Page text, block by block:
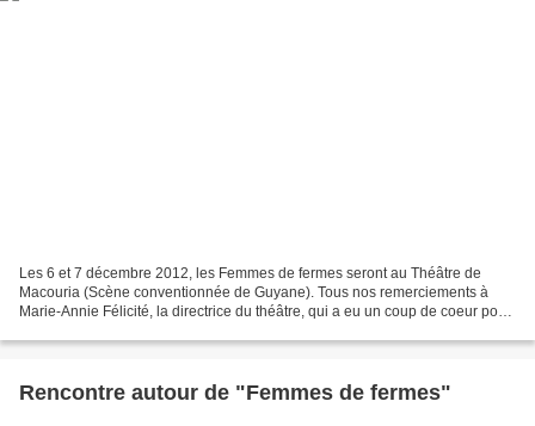
Les 6 et 7 décembre 2012, les Femmes de fermes seront au Théâtre de
Macouria (Scène conventionnée de Guyane). Tous nos remerciements à
Marie-Annie Félicité, la directrice du théâtre, qui a eu un coup de coeur pour
Rencontre autour de "Femmes de fermes"